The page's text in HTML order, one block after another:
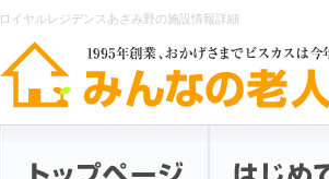
ロイヤルレジデンスあざみ野の施設情報詳細